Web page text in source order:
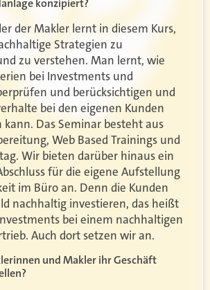
der Makler lernt in diesem Kurs,
Strategien zu
zu verstehen. Man lernt, wie
bei Investments und
und berücksichtigen und
bei den eigenen Kunden
Das Seminar besteht aus
Web Based Trainings und
Wir bieten darüber hinaus ein
für die eigene Aufstellung
im Büro an. Denn die Kunden
nachhaltig investieren, das heißt
bei einem nachhaltigen
Auch dort setzen wir an.
und Makler ihr Geschäft